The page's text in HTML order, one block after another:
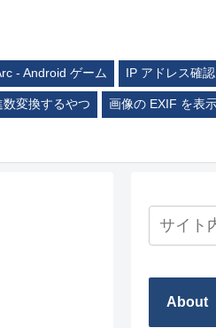
- Android ゲーム IP アドレス確認
変換するやつ 画像の EXIF を表
About